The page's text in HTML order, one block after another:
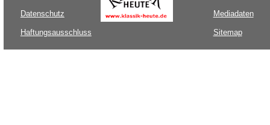
Datenschutz
Haftungsausschluss
Mediadaten
Sitemap